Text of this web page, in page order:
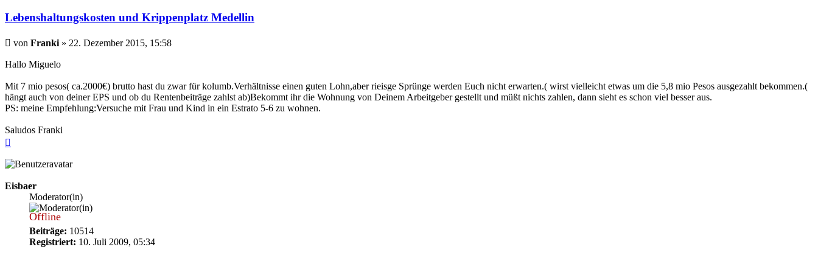
Lebenshaltungskosten und Krippenplatz Medellin
Beitrag
von Franki » 22. Dezember 2015, 15:58
Hallo Miguelo
Mit 7 mio pesos( ca.2000€) brutto hast du zwar für kolumb.Verhältnisse einen guten Lohn,aber rieisge Sprünge werden Euch nicht erwarten.( wirst vielleicht etwas um die 5,8 mio Pesos ausgezahlt bekommen.(
hängt auch von deiner EPS und ob du Rentenbeiträge zahlst ab)Bekommt ihr die Wohnung von Deinem Arbeitgeber gestellt und müßt nichts zahlen, dann sieht es schon viel besser aus.
PS: meine Empfehlung:Versuche mit Frau und Kind in ein Estrato 5-6 zu wohnen.
Saludos Franki
Eisbaer
Moderator(in)
Offline
Beiträge: 10514
Registriert: 10. Juli 2009, 05:34